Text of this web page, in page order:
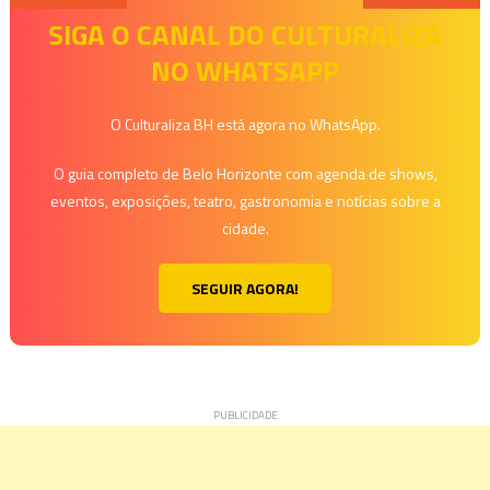
SIGA O CANAL DO CULTURALIZA
NO WHATSAPP
O Culturaliza BH está agora no WhatsApp.
O guia completo de Belo Horizonte com agenda de shows,
eventos, exposições, teatro, gastronomia e notícias sobre a
cidade.
SEGUIR AGORA!